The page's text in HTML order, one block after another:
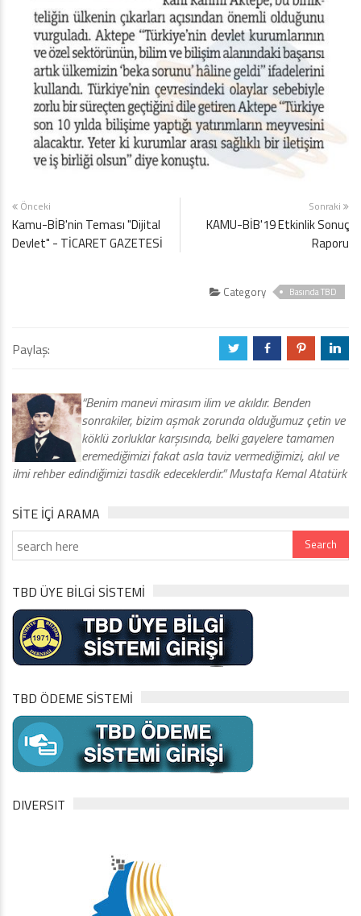
Önceki
Kamu-BİB'nin Teması "Dijital
Devlet" - TİCARET GAZETESİ
Sonraki
KAMU-BİB'19 Etkinlik Sonuç
Raporu
Category Basında TBD
Paylaş: a b d j
“Benim manevi mirasım ilim ve akıldır. Benden
sonrakiler, bizim aşmak zorunda olduğumuz çetin ve
köklü zorluklar karşısında, belki gayelere tamamen
eremediğimizi fakat asla taviz vermediğimizi, akıl ve
ilmi rehber edindiğimizi tasdik edeceklerdir.” Mustafa Kemal Atatürk
SITE IÇI ARAMA
TBD ÜYE BİLGİ SİSTEMİ
TBD ÖDEME SİSTEMİ
DIVERSIT